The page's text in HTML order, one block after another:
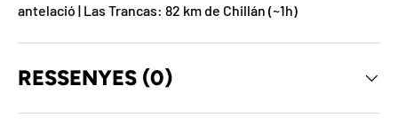
antelació | Las Trancas: 82 km de Chillán (~1h)
RESSENYES (0)